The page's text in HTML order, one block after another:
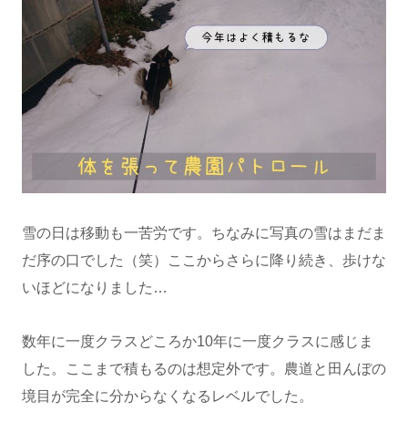
雪の日は移動も一苦労です。ちなみに写真の雪はまだま
だ序の口でした（笑）ここからさらに降り続き、歩けな
いほどになりました…
数年に一度クラスどころか10年に一度クラスに感じま
した。ここまで積もるのは想定外です。農道と田んぼの
境目が完全に分からなくなるレベルでした。